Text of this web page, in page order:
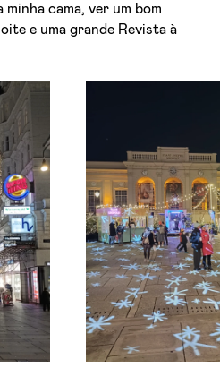
cama, ver um bom
e uma grande Revista à